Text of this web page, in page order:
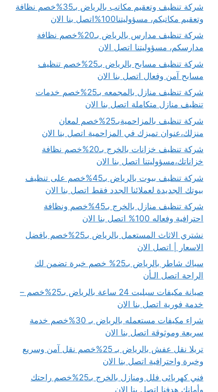
شركة تنظيف وتعقيم مكاتب بالرياض بـ35%خصم نظافة
وتعقيم مكاتبكم، مسؤوليتنا100%اتصل بنا الان
شركة تنظيف مدارس بالرياض بـ20%خصم نظافة
مدارسكم، مسؤوليتنا اتصل الان
شركة تنظيف مسابح بالرياض بـ25%خصم تنظيف
مسابح آمن وفعال اتصل بنا الان
شركة تنظيف منازل بالمجمعه بـ25%خصم خدمات
تنظيف منازل متكاملة اتصل بنا الان
شركة تنظيف بالمزاحميةبـ25%خصم لمعان
منزلك،عنوان تميزك في المزاحمية اتصل بنا الان
شركة تنظيف خزانات بالخرج بـ20%خصم نظافة
خزاناتك،مسؤوليتنا اتصل بنا الان
شركة تنظيف بيوت بالرياض بـ45%خصم على تنظيف
بيوتك الجديدة لعملائنا الجدد فقط اتصل بنا الان
شركة تنظيف منازل بالخرج بـ45%خصم ونظافة
احترافية وفعاله 100% اتصل بنا الان
نشتري الاثاث المستعمل بالرياض بـ25%خصم بافضل
الاسعار | اتصل الان
سباك شاطر بالرياض بـ25% خصم خبرة تضمن لك
الراحة اتصل الـأن
صيانة مكيفات سبليت 24 ساعة بالرياض بـ25%خصم –
خدمة فورية اتصل بنا الان
شراء مكيفات مستعمله بالرياض بـ 30%خصم خدمة
سريعة وموثوقة اتصل بنا الان
تريلا نقل عفش بالرياض بـ 25%خصم نقل آمن وسريع
وخبرة واحترافية اتصل بنا الان
فني كهربائى فلل ومنازل بالخرج بـ25%خصم راحتك
وأمانك هدفنا اتصل بنا الان